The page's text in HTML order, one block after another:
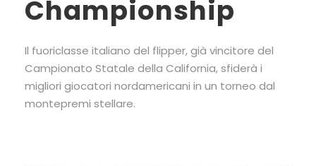
Championship
Il fuoriclasse italiano del flipper, già vincitore del
Campionato Statale della California, sfiderà i
migliori giocatori nordamericani in un torneo dal
montepremi stellare.